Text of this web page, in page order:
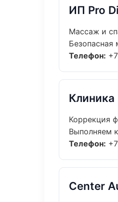
ИП Pro
Массаж и
Безопасная
Телефон:
Клиника
Коррекция
Выполняем
Телефон:
Center